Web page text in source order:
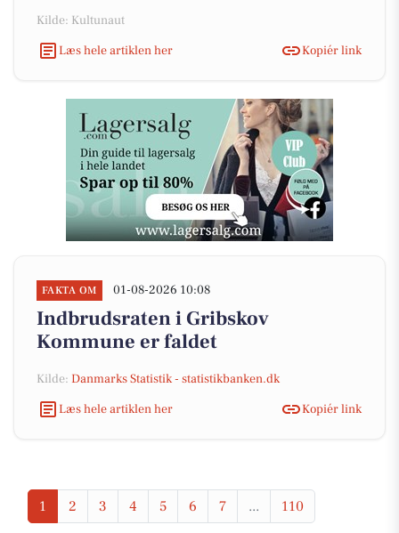
Kilde: Kultunaut
Læs hele artiklen her
Kopiér link
FAKTA OM 01-08-2026 10:08
Indbrudsraten i Gribskov
Kommune er faldet
Kilde: Danmarks Statistik - statistikbanken.dk
Læs hele artiklen her
Kopiér link
1 2 3 4 5 6 7 ... 110